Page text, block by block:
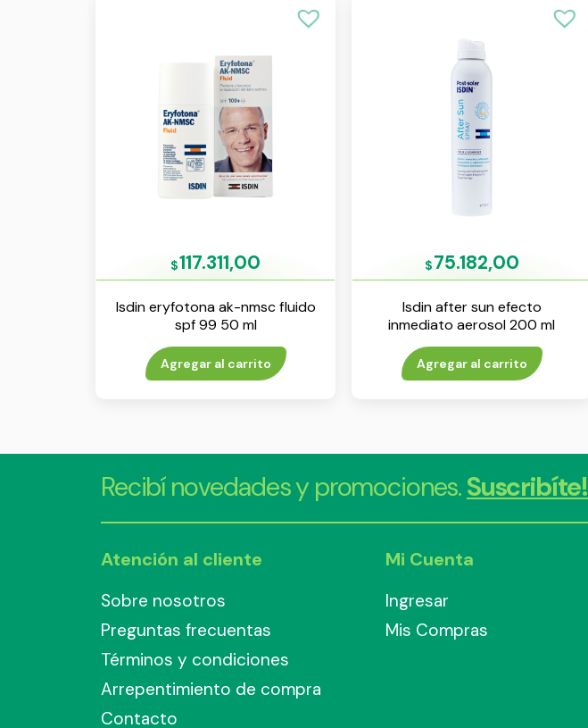
$117.311,00
Isdin eryfotona ak-nmsc fluido
spf 99 50 ml
Agregar al carrito
$75.182,00
Isdin after sun efecto
inmediato aerosol 200 ml
Agregar al carrito
Recibí novedades y promociones.Suscribíte!
Atención al cliente
Sobre nosotros
Preguntas frecuentas
Términos y condiciones
Arrepentimiento de compra
Contacto
Mi Cuenta
Ingresar
Mis Compras